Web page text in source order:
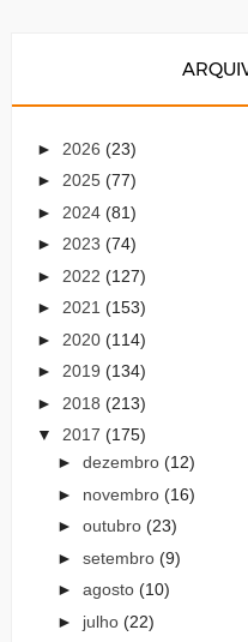
► 2026 (23)
► 2025 (77)
► 2024 (81)
► 2023 (74)
► 2022 (127)
► 2021 (153)
► 2020 (114)
► 2019 (134)
► 2018 (213)
▼ 2017 (175)
► dezembro (12)
► novembro (16)
► outubro (23)
► setembro (9)
► agosto (10)
► julho (22)